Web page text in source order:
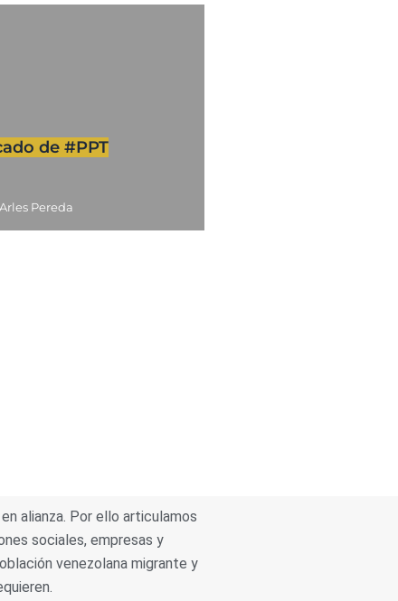
de #PPT
Arles Pereda
alianza. Por ello articulamos
sociales, empresas y
venezolana migrante y